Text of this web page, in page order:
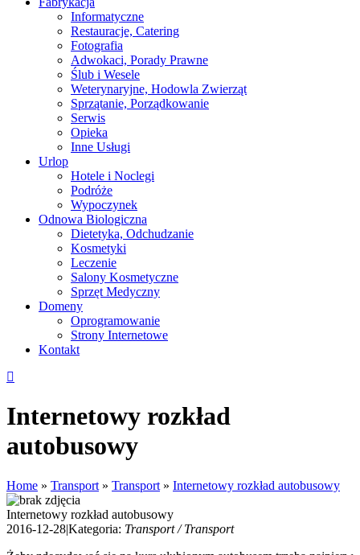
Informatyczne
Restauracje, Catering
Fotografia
Adwokaci, Porady Prawne
Ślub i Wesele
Weterynaryjne, Hodowla Zwierząt
Sprzątanie, Porządkowanie
Serwis
Opieka
Inne Usługi
Urlop
Hotele i Noclegi
Podróże
Wypoczynek
Odnowa Biologiczna
Dietetyka, Odchudzanie
Kosmetyki
Leczenie
Salony Kosmetyczne
Sprzęt Medyczny
Domeny
Oprogramowanie
Strony Internetowe
Kontakt
Internetowy rozkład
autobusowy
Home » Transport » Transport » Internetowy rozkład autobusowy
Internetowy rozkład autobusowy
2016-12-28|Kategoria: Transport / Transport